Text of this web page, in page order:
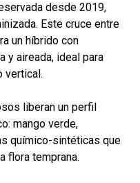
desde 2019,
Este cruce entre
un híbrido con
y aireada, ideal para
vertical.
liberan un perfil
mango verde,
químico-sintéticas que
flora temprana.